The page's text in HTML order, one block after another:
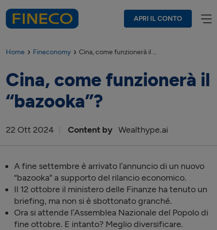
APRI IL CONTO
Home Fineconomy Cina, come funzionerà il “bazooka”?
Cina, come funzionerà il
“bazooka”?
22 Ott 2024 Content by Wealthype.ai
A fine settembre è arrivato l’annuncio di un nuovo
“bazooka” a supporto del rilancio economico.
Il 12 ottobre il ministero delle Finanze ha tenuto un
briefing, ma non si è sbottonato granché.
Ora si attende l’Assemblea Nazionale del Popolo di
fine ottobre. E intanto? Meglio diversificare.